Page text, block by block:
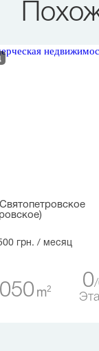
грн. / месяц
m2 0